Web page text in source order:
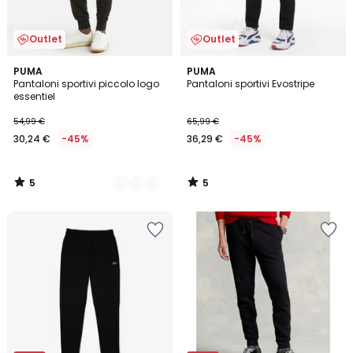
Outlet
PUMA
Pantaloni sportivi piccolo logo
essentiel
54,99 €
30,24 € -45%
5
/
5
2
Colori
5
/
Outlet
PUMA
Pantaloni sportivi Evostripe
65,99 €
36,29 € -45%
5
/
5
/